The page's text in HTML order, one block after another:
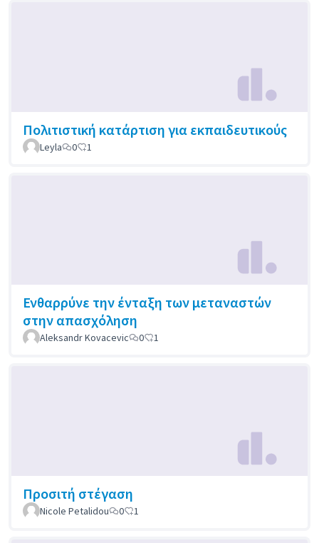
Πολιτιστική κατάρτιση για εκπαιδευτικούς
Leyla 0 1
Ενθαρρύνε την ένταξη των μεταναστών
στην απασχόληση
Aleksandr Kovacevic 0 1
Προσιτή στέγαση
Nicole Petalidou 0 1